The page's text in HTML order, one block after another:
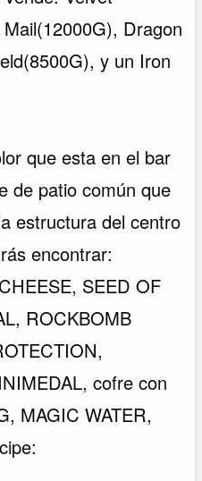
Dragon
y un Iron
que esta en el bar
de patio común que
estructura del centro
encontrar:
SEED OF
ROCKBOMB
cofre con
MAGIC WATER,